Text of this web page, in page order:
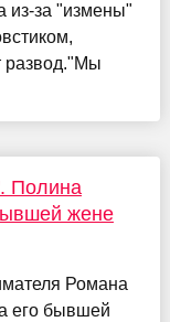
из-за "измены"
развод."Мы
Полина
жене
Романа
его бывшей